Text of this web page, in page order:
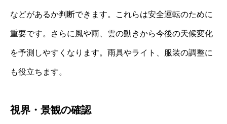
などがあるか判断できます。これらは安全運転のために
重要です。さらに風や雨、雲の動きから今後の天候変化
を予測しやすくなります。雨具やライト、服装の調整に
も役立ちます。
視界・景観の確認